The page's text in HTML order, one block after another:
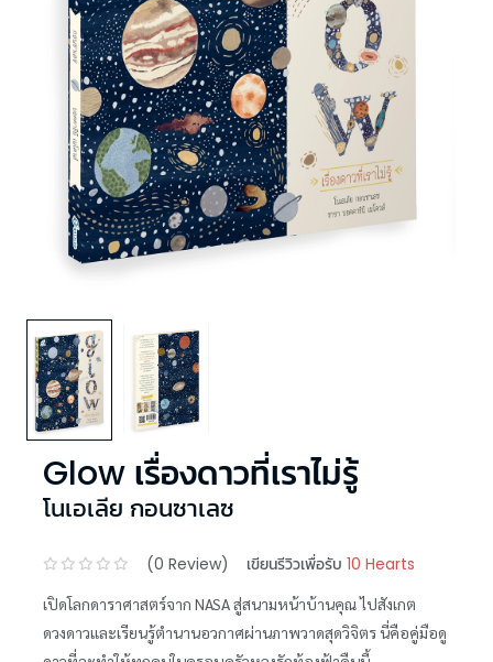
Glow เรื่องดาวที่เราไม่รู้
โนเอเลีย กอนซาเลซ
(0 Review) เขียนรีวิวเพื่อรับ 10 Hearts
เปิดโลกดาราศาสตร์จาก NASA สู่สนามหน้าบ้านคุณ ไปสังเกต
ดวงดาวและเรียนรู้ตำนานอวกาศผ่านภาพวาดสุดวิจิตร นี่คือคู่มือดู